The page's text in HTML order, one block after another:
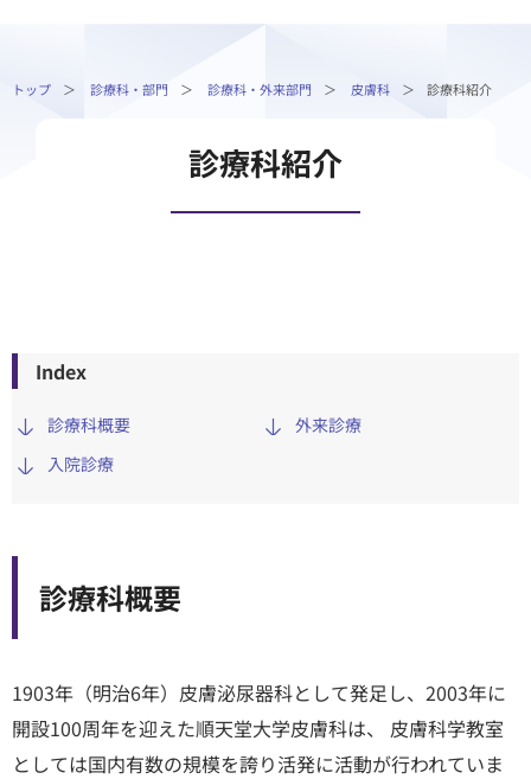
トップ 診療科・部門 診療科・外来部門 皮膚科 診療科紹介
診療科紹介
Index
診療科概要
外来診療
⼊院診療
診療科概要
1903年（明治6年）皮膚泌尿器科として発足し、2003年に
開設100周年を迎えた順天堂大学皮膚科は、 皮膚科学教室
としては国内有数の規模を誇り活発に活動が行われていま